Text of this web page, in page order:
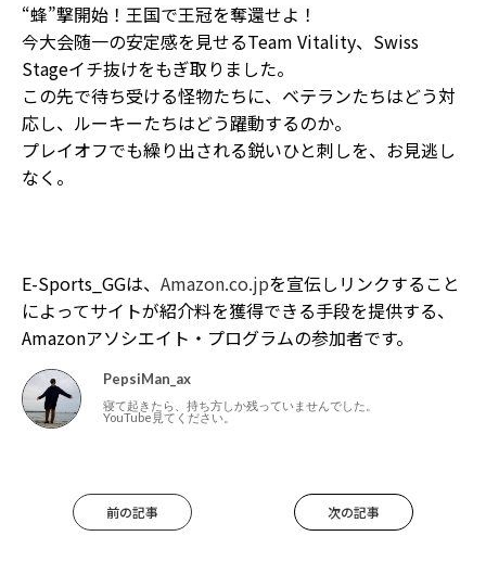
“蜂”撃開始！王国で王冠を奪還せよ！
今大会随一の安定感を見せるTeam Vitality、Swiss
Stageイチ抜けをもぎ取りました。
この先で待ち受ける怪物たちに、ベテランたちはどう対
応し、ルーキーたちはどう躍動するのか。
プレイオフでも繰り出される鋭いひと刺しを、お見逃し
なく。
E-Sports_GGは、 Amazon.co.jpを宣伝しリンクすること
によってサイトが紹介料を獲得できる手段を提供する、
Amazonアソシエイト・プログラムの参加者です。
PepsiMan_ax
寝て起きたら、持ち方しか残っていませんでした。
YouTube見てください。
前の記事 次の記事